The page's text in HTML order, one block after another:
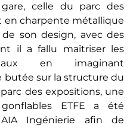
celle du parc des
en charpente métallique
son design, avec des
il a fallu maîtriser les
en imaginant
sur la structure du
des expositions, une
ETFE a été
Ingénierie afin de